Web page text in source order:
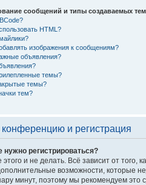
сообщений и типы создаваемых тем
HTML?
изображения к сообщениям?
объявления?
темы?
темы?
тем?
и регистрация
нужно регистрироваться?
и не делать. Всё зависит от
возможности, которые
минут, поэтому мы рекомендуем это